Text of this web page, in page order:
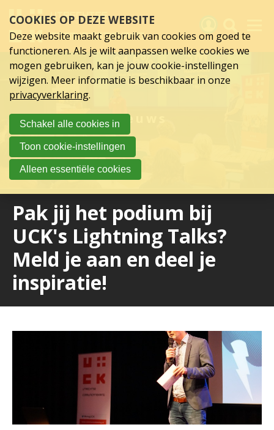
links
over
Spring
hoofd
inhoud
Spring
naar
hoofdnavigatie
Nieuws
Pak jij het podium bij
UCK's Lightning Talks?
Meld je aan en deel je
inspiratie!
Activiteiten
Nieuws
Verslagen
Sluit je aan
Over UCK
COOKIES OP DEZE WEBSITE
Deze website maakt gebruik van cookies om goed te
functioneren. Als je wilt aanpassen welke cookies we
mogen gebruiken, kan je jouw cookie-instellingen
wijzigen. Meer informatie is beschikbaar in onze
privacyverklaring.
Schakel alle cookies in
Toon cookie-instellingen
Alleen essentiële cookies